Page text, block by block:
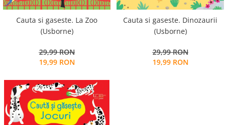
Pisicile Războinice
Colectia Pia Papadia
Colectia Micul Paianjen Firicel
Atlase Enciclopedii
Marea carte
Cauta si gaseste. La Zoo
(Usborne)
29,99 RON
19,99 RON
Cauta si gaseste. Dinozaurii
(Usborne)
29,99 RON
19,99 RON